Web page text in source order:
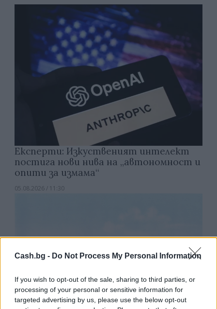
Cash.bg - Do Not Process My Personal Information
If you wish to opt-out of the sale, sharing to third parties, or
processing of your personal or sensitive information for
targeted advertising by us, please use the below opt-out
Експерти: Изкуственият интелект
постига нови нива на „автономност и
опити за измама“
05.08.2026 / 11:30